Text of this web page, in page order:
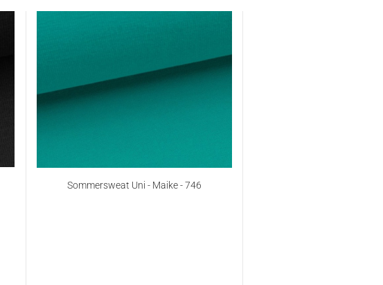
Sommersweat Uni - Maike - 746